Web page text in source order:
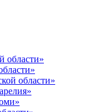
области»
области»